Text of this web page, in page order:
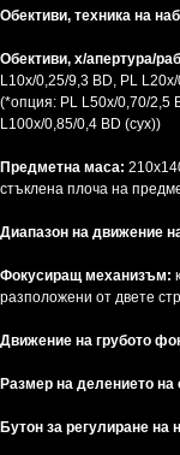
Обективи, техника на
Обективи, x/апертура/
L10x/0,25/9,3 BD, PL
(*опция: PL L50x/0,70/2,5
L100x/0,85/0,4 BD (сух))
Предметна маса:
стъклена плоча на
Диапазон на движение
Фокусиращ механизъм:
разположени от двете
Движение на грубото
Размер на делението
Бутон за регулиране на